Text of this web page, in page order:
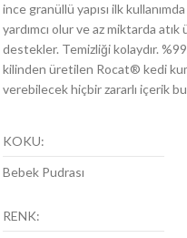
ince granüllü yapısı ilk
yardımcı olur ve az miktarda
destekler. Temizliği kolaydır.
kilinden üretilen Rocat® kedi
verebilecek hiçbir zararlı içerik
KOKU:
Bebek Pudrası
RENK: